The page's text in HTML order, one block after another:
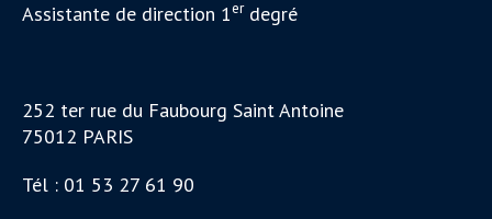
Assistante de direction 1erdegré
252 ter rue du Faubourg Saint Antoine
75012 PARIS
Tél : 01 53 27 61 90